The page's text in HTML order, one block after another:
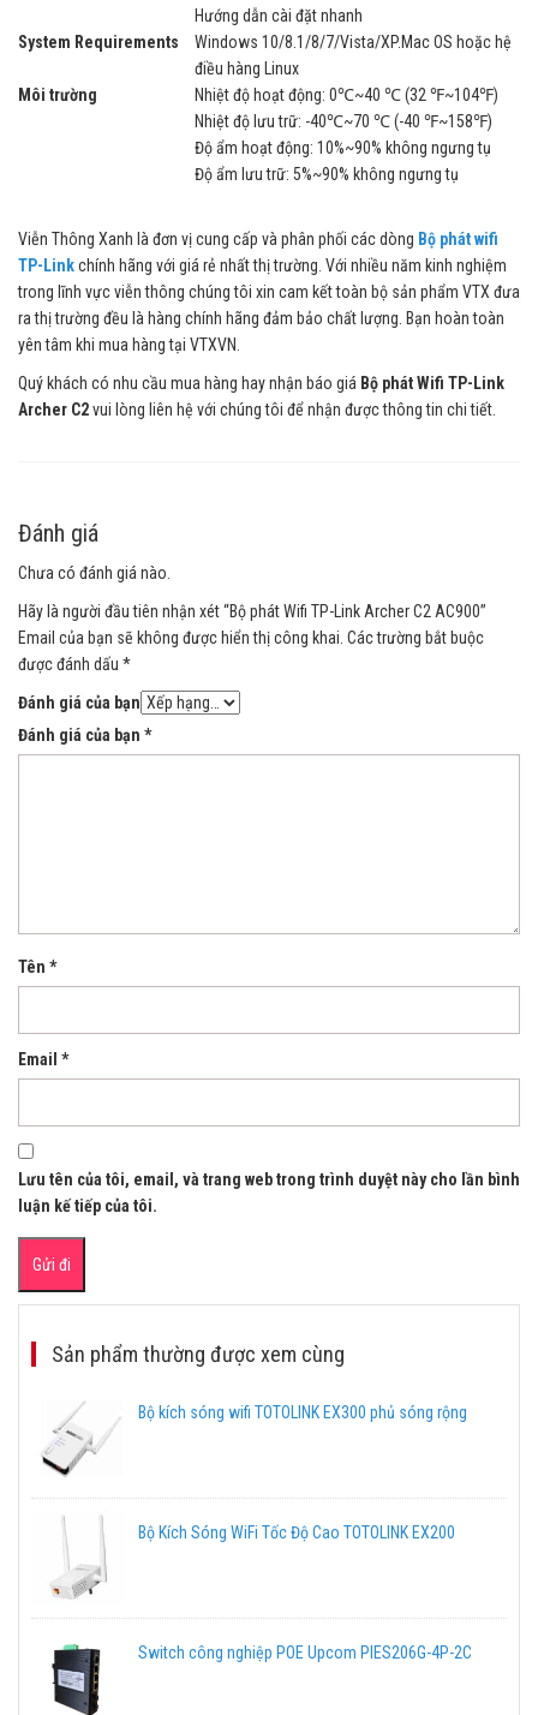
Hướng dẫn cài đặt nhanh
System Requirements
Windows 10/8.1/8/7/Vista/XP.Mac OS hoặc hệ
điều hàng Linux
Môi trường
Nhiệt độ hoạt động: 0℃~40 ℃ (32 ℉~104℉)
Nhiệt độ lưu trữ: -40℃~70 ℃ (-40 ℉~158℉)
Độ ẩm hoạt động: 10%~90% không ngưng tụ
Độ ẩm lưu trữ: 5%~90% không ngưng tụ
Viễn Thông Xanh là đơn vị cung cấp và phân phối các dòng Bộ phát wifi
TP-Linkchính hãng với giá rẻ nhất thị trường. Với nhiều năm kinh nghiệm
trong lĩnh vực viễn thông chúng tôi xin cam kết toàn bộ sản phẩm VTX đưa
ra thị trường đều là hàng chính hãng đảm bảo chất lượng. Bạn hoàn toàn
yên tâm khi mua hàng tại VTXVN.
Quý khách có nhu cầu mua hàng hay nhận báo giá Bộ phát Wifi TP-Link
Archer C2vui lòng liên hệ với chúng tôi để nhận được thông tin chi tiết.
Đánh giá
Chưa có đánh giá nào.
Hãy là người đầu tiên nhận xét “Bộ phát Wifi TP-Link Archer C2 AC900”
Email của bạn sẽ không được hiển thị công khai. Các trường bắt buộc
được đánh dấu *
Đánh giá của bạn
Đánh giá của bạn *
Tên *
Email *
Lưu tên của tôi, email, và trang web trong trình duyệt này cho lần bình
luận kế tiếp của tôi.
Sản phẩm thường được xem cùng
Bộ kích sóng wifi TOTOLINK EX300 phủ sóng rộng
Bộ Kích Sóng WiFi Tốc Độ Cao TOTOLINK EX200
Switch công nghiệp POE Upcom PIES206G-4P-2C